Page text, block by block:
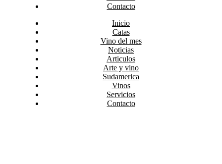
Contacto
Inicio
Catas
Vino del mes
Noticias
Articulos
Arte y vino
Sudamerica
Vinos
Servicios
Contacto